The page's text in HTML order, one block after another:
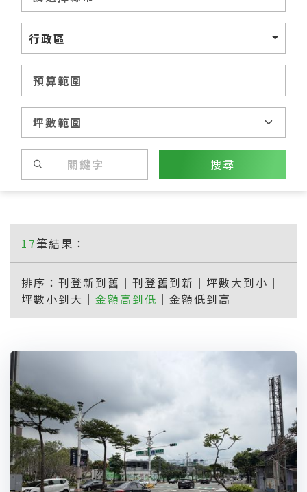
行政區
搜尋
17筆結果：
排序： 刊登新到舊 ｜ 刊登舊到新 ｜ 坪數大到小 ｜
坪數小到大 ｜ 金額高到低 ｜ 金額低到高